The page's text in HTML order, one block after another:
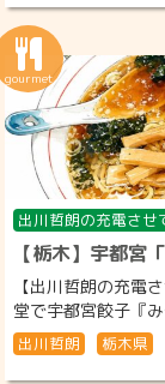
出川哲朗の充電させ
【栃木】宇都宮
【出川哲朗の充電
堂で宇都宮餃子『
出川哲朗 栃木県